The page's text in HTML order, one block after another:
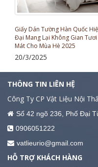
Giấy Dán Tường Hàn Quốc
Đại Mang Lại Không Gian Tươi
Mát Cho Mùa Hè 2025
20/3/2025
THÔNG TIN LIÊN HỆ
Công Ty CP Vật Liệu Nội
Số 42 ngõ 236, Phố Đại
0906051222
vatlieurio@gmail.com
HỖ TRỢ KHÁCH HÀNG